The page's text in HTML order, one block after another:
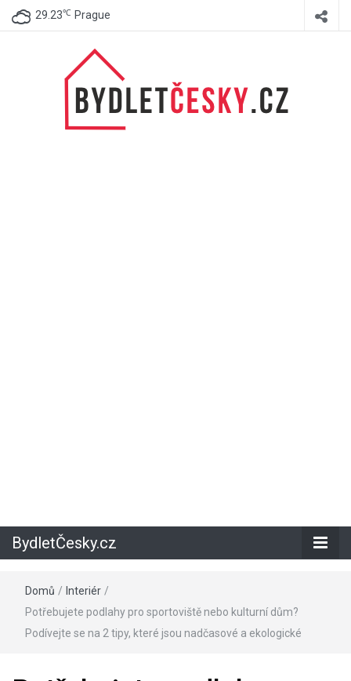
29.23℃ Prague
BydletČesky.cz
Domů / Interiér /
Potřebujete podlahy pro sportoviště nebo kulturní dům?
Podívejte se na 2 tipy, které jsou nadčasové a ekologické